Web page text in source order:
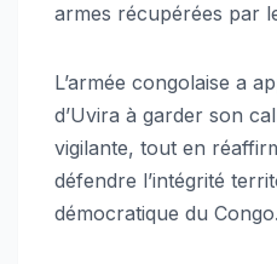
armes récupérées par
L’armée congolaise a
d’Uvira à garder son
vigilante, tout en
défendre l’intégrité
démocratique du Congo.